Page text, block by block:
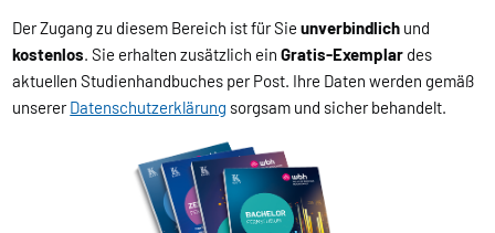
Der Zugang zu diesem Bereich ist für Sieunverbindlich und
kostenlos. Sie erhalten zusätzlich einGratis-Exemplar des
aktuellen Studienhandbuches per Post. Ihre Daten werden gemäß
unsererDatenschutzerklärung sorgsam und sicher behandelt.